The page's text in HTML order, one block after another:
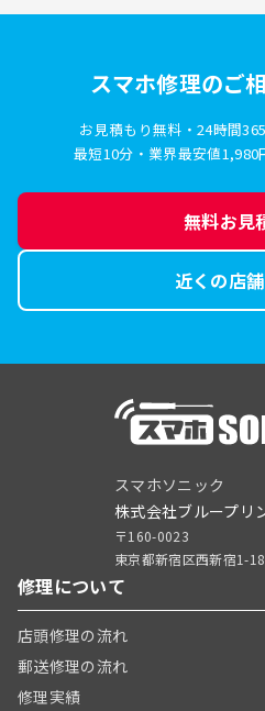
スマホ修理のご
お見積もり無料・24時間
最短10分・業界最安値1,980
無料お見
近くの店
スマホソニック
株式会社ブループリ
〒160-0023
東京都新宿区西新宿1-
修理について
店頭修理の流れ
郵送修理の流れ
修理実績